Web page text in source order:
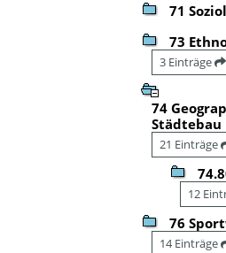
71
73
3 Einträge
74
Städtebau
21 Einträge
12
76
14 Einträge